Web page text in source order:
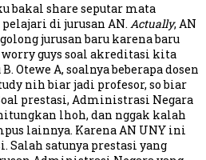
share seputar mata
di jurusan AN. Actually, AN
jurusan baru karena baru
worry guys soal akreditasi kita
Otewe A, soalnya beberapa dosen
nih biar jadi profesor, so biar
prestasi, Administrasi Negara
lhoh, dan nggak kalah
lainnya. Karena AN UNY ini
satunya prestasi yang